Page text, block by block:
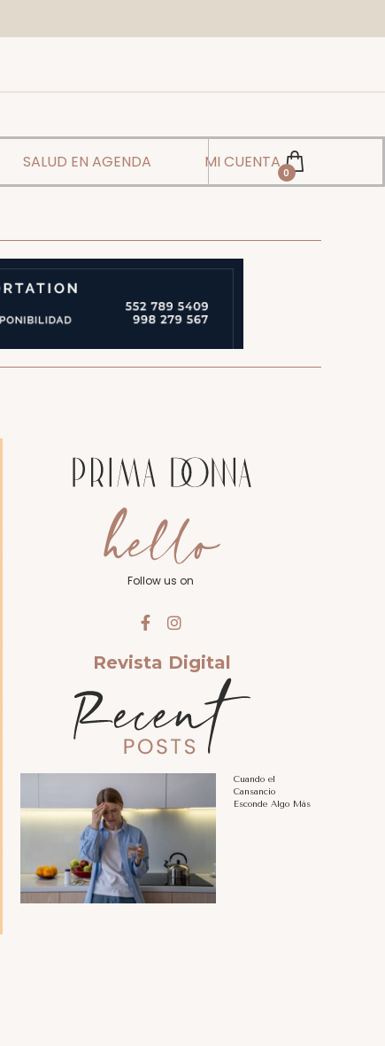
SALUD EN AGENDA MI CUENTA
0
Follow us on
Revista Digital
Cuando el
Cansancio
Esconde Algo Más